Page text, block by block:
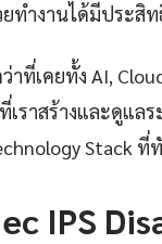
ยทำงานได้มีประ
าที่เคยทั้ง AI,
ราสร้างและดูแล
Stack
IPS